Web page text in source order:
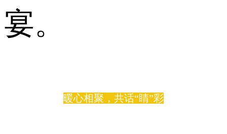
宴。
暖心相聚，共话“睛”彩